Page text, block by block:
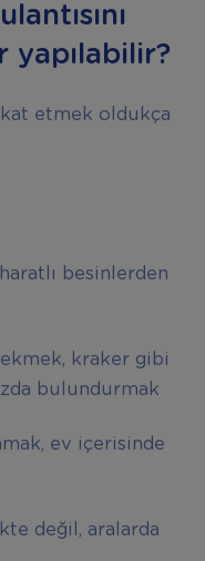
yapılabilir?
etmek oldukça
besinlerden
ekmek, kraker gibi
bulundurmak
ev içerisinde
değil, aralarda